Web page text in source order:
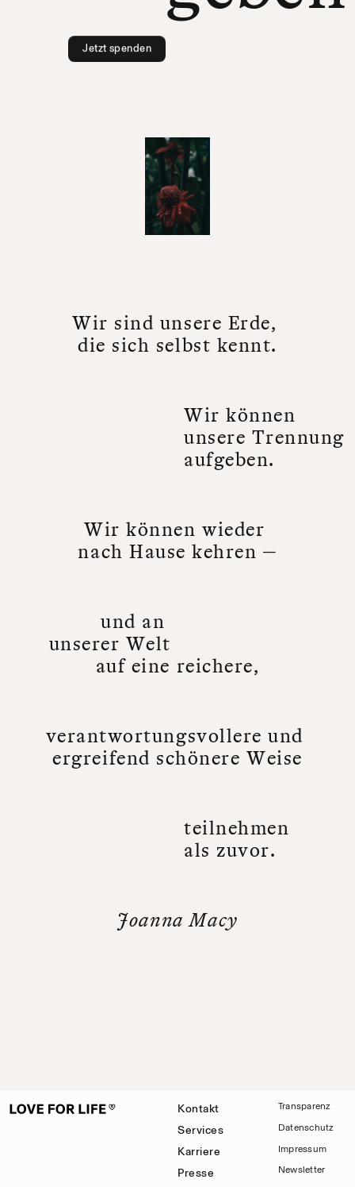
Jetzt spenden
Wir sind unsere Erde,
die sich selbst kennt.
Wir können
unsere Trennung
aufgeben.
Wir können wieder
nach Hause kehren —
und an
unserer Welt
auf eine reichere,
verantwortungsvollere und
ergreifend schönere Weise
teilnehmen
als zuvor.
Joanna Macy
Kontakt
Services
Karriere
Presse
Transparenz
Datenschutz
Impressum
Newsletter